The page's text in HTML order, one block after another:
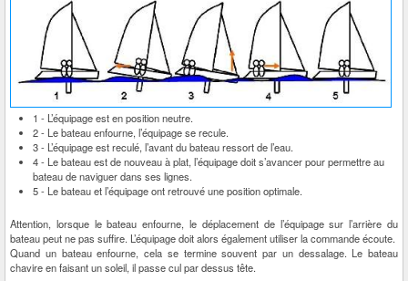
1 - L’équipage est en position neutre.
2 - Le bateau enfourne, l’équipage se recule.
3 - L’équipage est reculé, l’avant du bateau ressort de l’eau.
4 - Le bateau est de nouveau à plat, l’équipage doit s’avancer pour permettre au
bateau de naviguer dans ses lignes.
5 - Le bateau et l’équipage ont retrouvé une position optimale.
Attention, lorsque le bateau enfourne, le déplacement de l’équipage sur l’arrière du
bateau peut ne pas suffire. L’équipage doit alors également utiliser la commande écoute.
Quand un bateau enfourne, cela se termine souvent par un dessalage. Le bateau
chavire en faisant un soleil, il passe cul par dessus tête.